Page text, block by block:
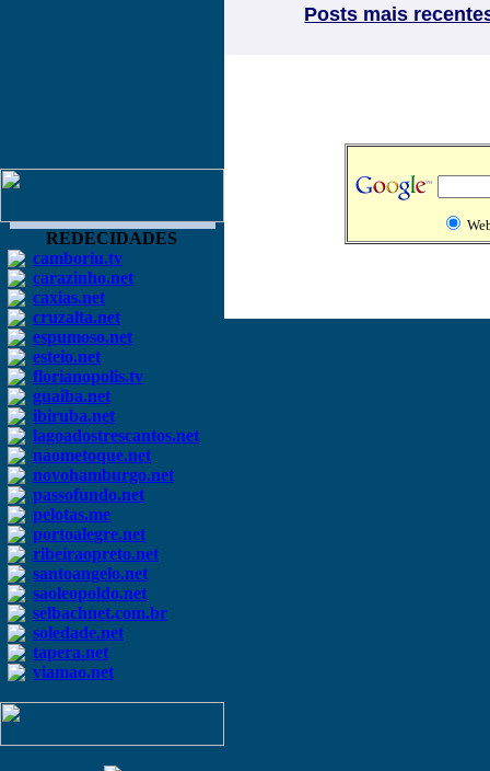
REDECIDADES
camboriu.tv
carazinho.net
caxias.net
cruzalta.net
espumoso.net
esteio.net
florianopolis.tv
guaiba.net
ibiruba.net
lagoadostrescantos.net
naometoque.net
novohamburgo.net
passofundo.net
pelotas.me
portoalegre.net
ribeiraopreto.net
santoangelo.net
saoleopoldo.net
selbachnet.com.br
soledade.net
tapera.net
viamao.net
Posts mais